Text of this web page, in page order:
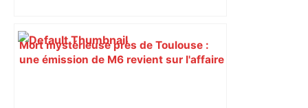
Mort mystérieuse près de Toulouse :
une émission de M6 revient sur l'affaire